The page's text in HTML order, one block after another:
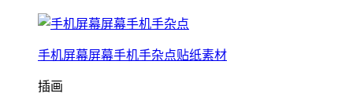
手机屏幕屏幕手机手杂点贴纸素材
插画